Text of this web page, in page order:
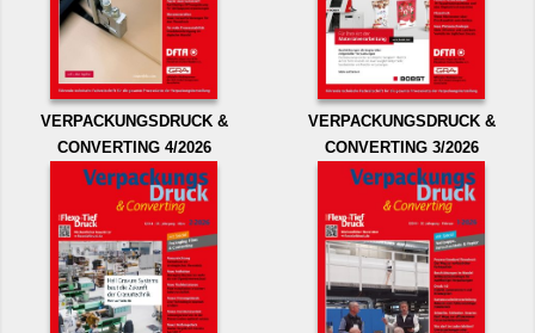
VERPACKUNGSDRUCK &
CONVERTING 4/2026
VERPACKUNGSDRUCK &
CONVERTING 3/2026